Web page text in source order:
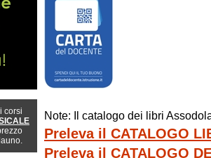
corsi
Note: Il catalogo dei libri
Preleva il CATALOGO
Preleva il CATALOGO